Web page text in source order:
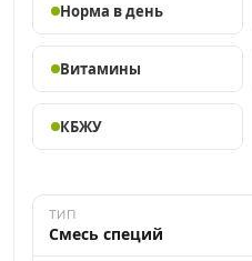
Норма в день
Витамины
КБЖУ
ТИП
Смесь специй